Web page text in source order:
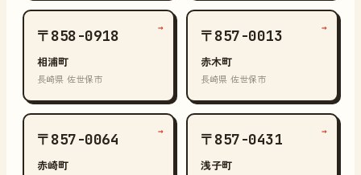
〒858-0918
相浦町
長崎県 佐世保市
→ 〒857-0013
赤木町
長崎県 佐世保市
→
〒857-0064
赤崎町
→ 〒857-0431
浅子町
→